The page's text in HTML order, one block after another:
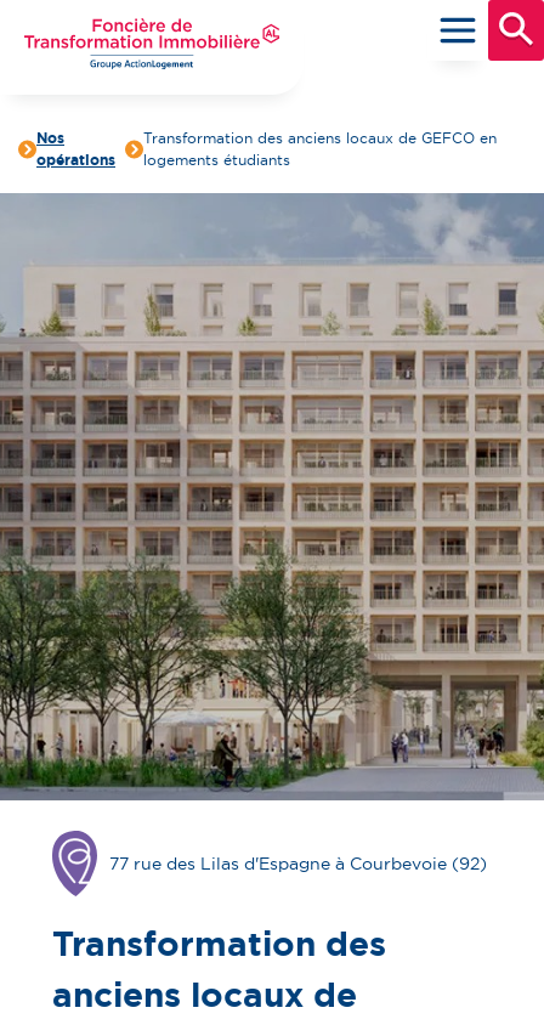
Nos
opérations
Transformation des anciens locaux de GEFCO en
logements étudiants
Opération
en
77 rue des Lilas d'Espagne à Courbevoie (92)
Transformation des
anciens locaux de